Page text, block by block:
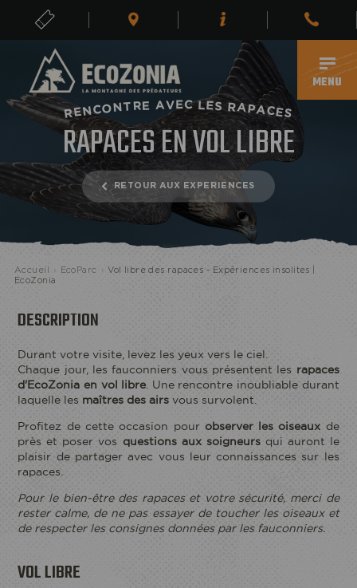
MENU
RENCONTRE AV EC LES RAPACES
RAPACES EN VOL LIBRE
RETOUR AUX EXPERIENCES
Accueil › EcoParc › Vol libre des rapaces - Expériences insolites |
EcoZonia
DESCRIPTION
Durant votre visite, levez les yeux vers le ciel.
Chaque jour, les fauconniers vous présentent les rapaces
d'EcoZonia en vol libre . Une rencontre inoubliable durant
laquelle les maîtres des airs vous survolent.
Profitez de cette occasion pour observer les oiseaux de
près et poser vos questions aux soigneursqui auront le
plaisir de partager avec vous leur connaissances sur les
rapaces.
Pour le bien-être des rapaces et votre sécurité, merci de
rester calme, de ne pas essayer de toucher les oiseaux et
de respecter les consignes données par les fauconniers.
VOL LIBRE
ECOPARC